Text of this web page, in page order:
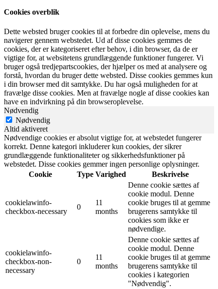
Cookies overblik
Dette websted bruger cookies til at forbedre din oplevelse, mens du
navigerer gennem webstedet. Ud af disse cookies gemmes de
cookies, der er kategoriseret efter behov, i din browser, da de er
vigtige for, at websitetens grundlæggende funktioner fungerer. Vi
bruger også tredjepartscookies, der hjælper os med at analysere og
forstå, hvordan du bruger dette websted. Disse cookies gemmes kun
i din browser med dit samtykke. Du har også muligheden for at
fravælge disse cookies. Men at fravælge nogle af disse cookies kan
have en indvirkning på din browseroplevelse.
Nødvendig
Nødvendig
Altid aktiveret
Nødvendige cookies er absolut vigtige for, at webstedet fungerer
korrekt. Denne kategori inkluderer kun cookies, der sikrer
grundlæggende funktionaliteter og sikkerhedsfunktioner på
webstedet. Disse cookies gemmer ingen personlige oplysninger.
Cookie
Type Varighed Beskrivelse
cookielawinfo-
checkbox-necessary
0
11
months
Denne cookie sættes af
cookie modul. Denne
cookie bruges til at gemme
brugerens samtykke til
cookies som ikke er
nødvendige.
cookielawinfo-
checkbox-non-
necessary
0
11
months
Denne cookie sættes af
cookie modul. Denne
cookie bruges til at gemme
brugerens samtykke til
cookies i kategorien
"Nødvendig".